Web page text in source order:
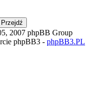
2007 phpBB Group
phpBB3 - phpBB3.PL